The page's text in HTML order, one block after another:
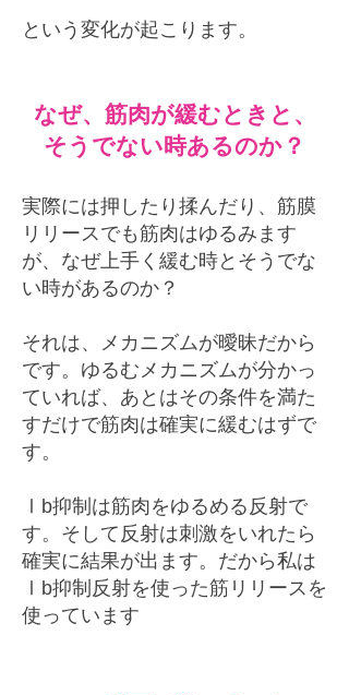
という変化が起こります。
なぜ、筋肉が緩むときと、
そうでない時あるのか？
実際には押したり揉んだり、筋膜
リリースでも筋肉はゆるみます
が、なぜ上手く緩む時とそうでな
い時があるのか？
それは、メカニズムが曖昧だから
です。ゆるむメカニズムが分かっ
ていれば、あとはその条件を満た
すだけで筋肉は確実に緩むはずで
す。
​Ⅰb抑制は筋肉をゆるめる反射で
す。そして反射は刺激をいれたら
確実に結果が出ます。だから私は
Ⅰb抑制反射を使った筋リリースを
使っています